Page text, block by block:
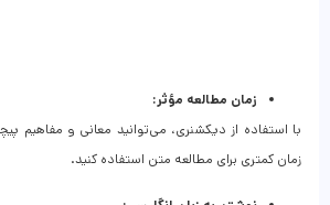
زمان مطالعه مؤثر:
با استفاده از دیکشنری، می‌توانید معانی و مفاهیم
زمان کمتری برای مطالعه متن استفاده کنید.